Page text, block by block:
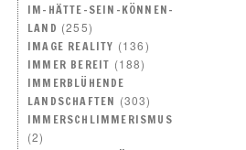
IM-HÄTTE-SEIN-KÖNNEN-
LAND (255)
IMAGE REALITY (136)
IMMER BEREIT (188)
IMMERBLÜHENDE
LANDSCHAFTEN (303)
IMMERSCHLIMMERISMUS
(2)